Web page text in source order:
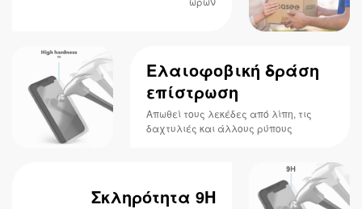
Ελαιοφοβική δράση
επίστρωση
Απωθεί τους λεκέδες από λίπη, τις
δαχτυλιές και άλλους ρύπους
Σκληρότητα 9H